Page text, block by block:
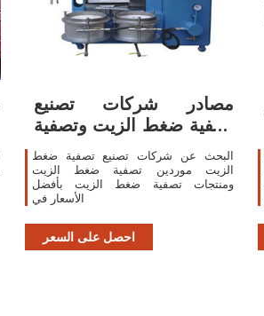
مصادر شركات تصنيع
تصفية ضغط الزيت وتصفية
ضغط الزيت في
البحث عن شركات تصنيع تصفية ضغط
الزيت موردين تصفية ضغط الزيت
ومنتجات تصفية ضغط الزيت بأفضل
الأسعار في
احصل على السعر